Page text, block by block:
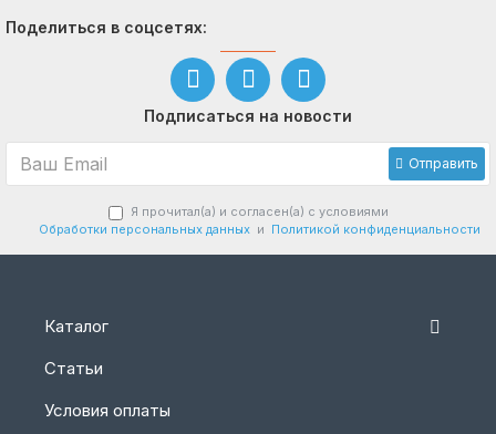
Поделиться в соцсетях:
Подписаться на новости
Отправить
Я прочитал(а) и согласен(а) с условиями
Обработки персональных данных и Политикой конфиденциальности
Каталог
Статьи
Условия оплаты